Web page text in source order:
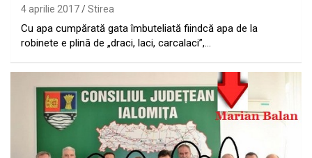
4 aprilie 2017 Stirea
Cu apa cumpărată gata îmbuteliată fiindcă apa de la
robinete e plină de „draci, laci, carcalaci”,…